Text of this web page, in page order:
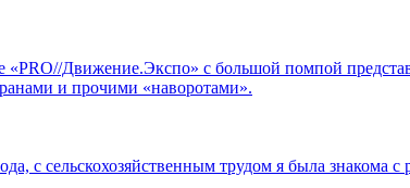
«PRO//Движение.Экспо» с большой помпой
и прочими «наворотами».
с сельскохозяйственным трудом я была знакома